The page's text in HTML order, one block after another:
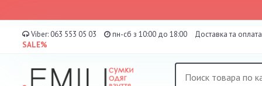
Viber: 063 553 05 03 пн-сб з 10:00 до 18:00
Доставка та оплата
SALE%